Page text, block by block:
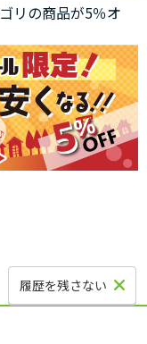
リの商品が5％オ
履歴を残さない